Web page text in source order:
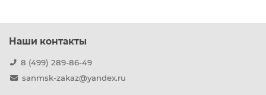
Наши контакты
8 (499) 289-86-49
sanmsk-zakaz@yandex.ru